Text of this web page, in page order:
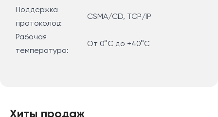
Поддержка
протоколов:
CSMA/CD, TCP/IP
Рабочая
температура:
От 0°C до +40°C
Хиты продаж